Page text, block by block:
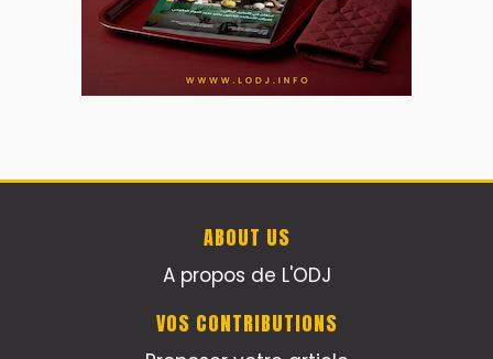
ABOUT US
A propos de L'ODJ
VOS CONTRIBUTIONS